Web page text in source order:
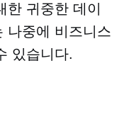
귀중한 데이
나중에 비즈니스
있습니다.